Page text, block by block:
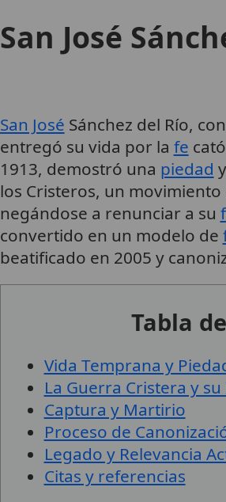
San José
San José Sánchez del Río,
entregó su vida por la fe
1913, demostró una piedad
los Cristeros, un movimiento
negándose a renunciar a su
convertido en un modelo de
beatificado en 2005 y
Tabla
Vida Temprana y
La Guerra Cristera y
Captura y Martirio
Proceso de
Legado y Relevancia
Citas y referencias